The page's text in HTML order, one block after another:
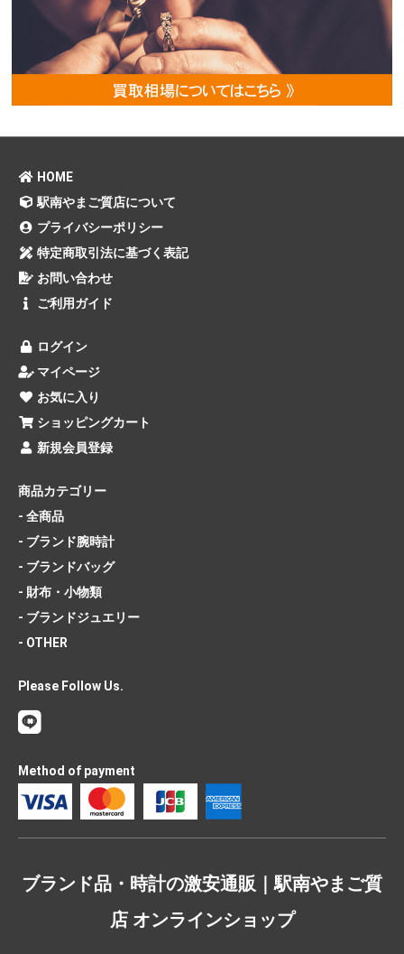
HOME
駅南やまご質店について
プライバシーポリシー
特定商取引法に基づく表記
お問い合わせ
ご利用ガイド
ログイン
マイページ
お気に入り
ショッピングカート
新規会員登録
商品カテゴリー
- 全商品
- ブランド腕時計
- ブランドバッグ
- 財布・小物類
- ブランドジュエリー
- OTHER
Please Follow Us.
Method of payment
ブランド品・時計の激安通販｜駅南やまご質
店 オンラインショップ